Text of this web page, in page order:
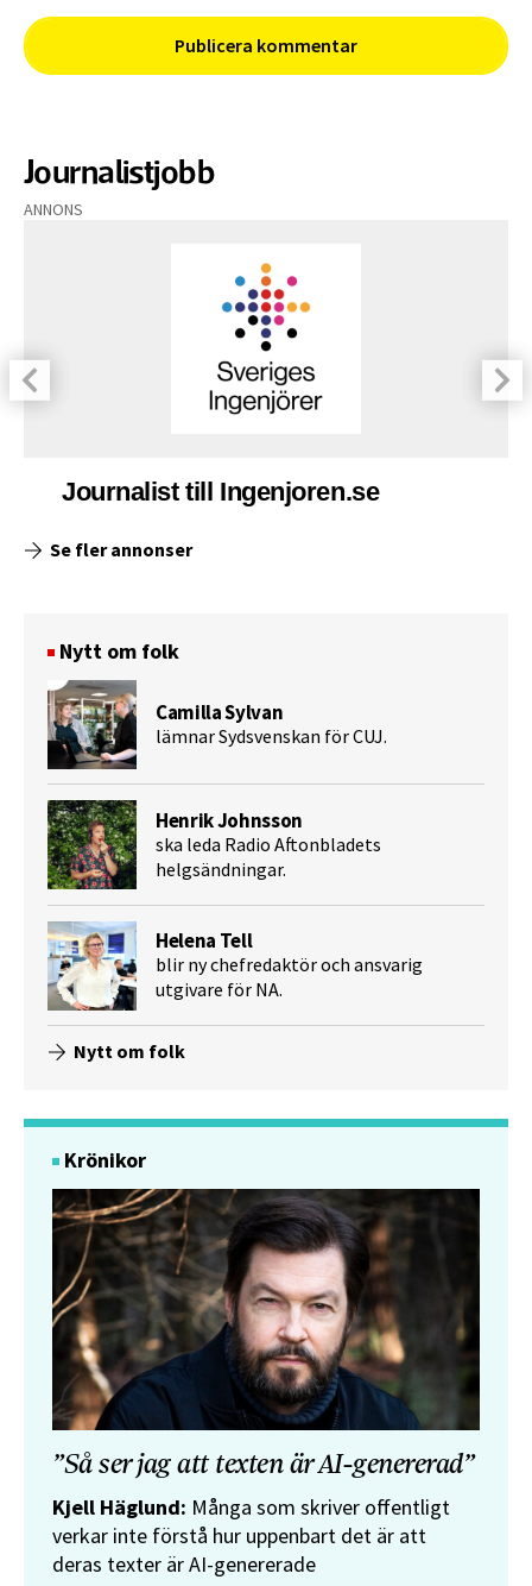
Journalistjobb
ANNONS
Journalist till Ingenjoren.se
Se fler annonser
Nytt om folk
Camilla Sylvan
lämnar Sydsvenskan för CUJ.
Henrik Johnsson
ska leda Radio Aftonbladets
helgsändningar.
Helena Tell
blir ny chefredaktör och ansvarig
utgivare för NA.
Nytt om folk
Krönikor
”Så ser jag att texten är AI-genererad”
Kjell Häglund: Många som skriver offentligt
verkar inte förstå hur uppenbart det är att
deras texter är AI-genererade